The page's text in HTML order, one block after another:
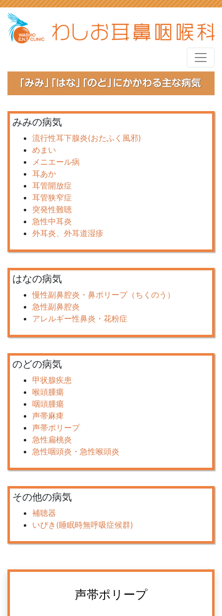
みみの病気
流行性耳下腺炎(おたふく風邪)
めまい
メニエール病
耳あか
耳管開放症
耳管狭窄症
突発性難聴
急性中耳炎
外耳炎、外耳道湿疹
はなの病気
慢性副鼻腔炎・鼻ポリープ（ちくのう）
急性副鼻腔炎
アレルギー性鼻炎・花粉症
のどの病気
甲状腺疾患
喉頭腫瘍
咽頭腫瘍
声帯麻痺
声帯ポリープ
急性扁桃炎
急性咽頭炎・急性喉頭炎
その他の病気
補聴器
いびき(睡眠時無呼吸症候群)
声帯ポリープ